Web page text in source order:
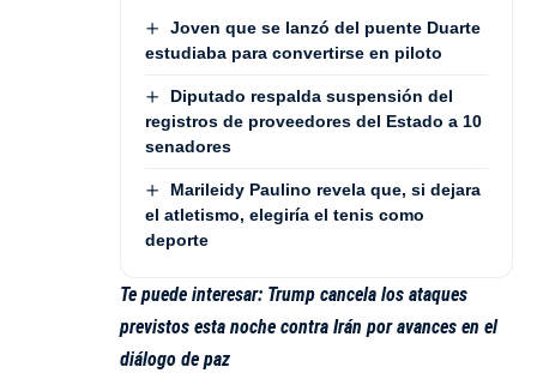
Joven que se lanzó del puente Duarte
estudiaba para convertirse en piloto
Diputado respalda suspensión del
registros de proveedores del Estado a 10
senadores
Marileidy Paulino revela que, si dejara
el atletismo, elegiría el tenis como
deporte
Te puede interesar: Trump cancela los ataques
previstos esta noche contra Irán por avances en el
diálogo de paz